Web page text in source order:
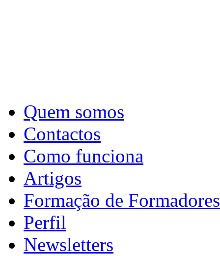
Quem somos
Contactos
Como funciona
Artigos
Formação de Formadores
Perfil
Newsletters